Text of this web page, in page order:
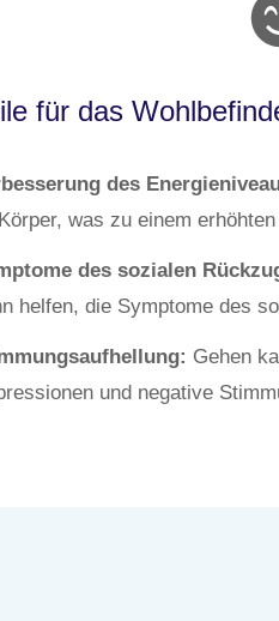
für das
des
was zu einem
des sozialen
helfen, die Symptome des
Gehen
und negative